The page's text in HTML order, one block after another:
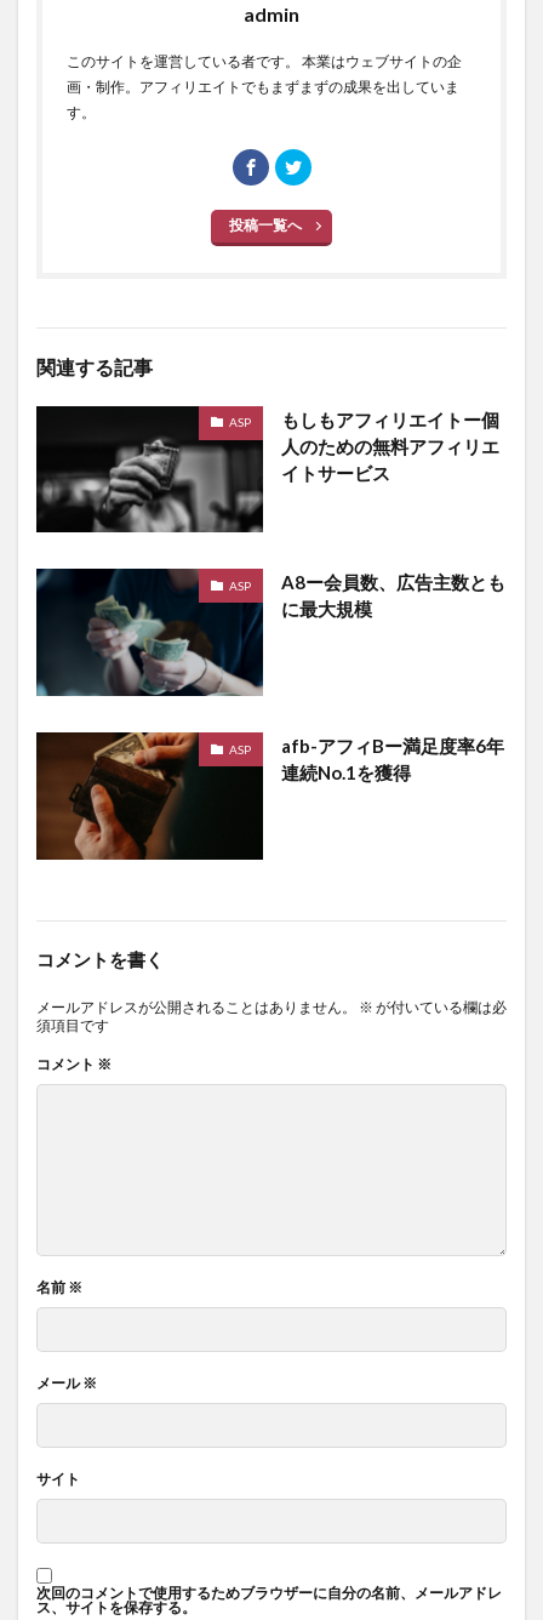
admin
このサイトを運営している者です。 本業はウェブサイトの企
画・制作。アフィリエイトでもまずまずの成果を出していま
す。
投稿一覧へ
関連する記事
ASP
もしもアフィリエイトー個
人のための無料アフィリエ
イトサービス
ASP
A8ー会員数、広告主数とも
に最大規模
ASP
afb-アフィBー満足度率6年
連続No.1を獲得
コメントを書く
メールアドレスが公開されることはありません。 ※ が付いている欄は必
須項目です
コメント ※
名前 ※
メール※
サイト
次回のコメントで使用するためブラウザーに自分の名前、メールアドレ
ス、サイトを保存する。